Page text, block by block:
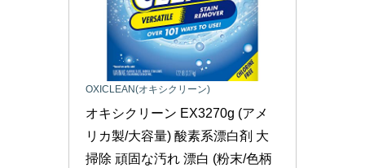
OXICLEAN(オキシクリーン)
オキシクリーン EX3270g (アメ
リカ製/大容量) 酸素系漂白剤 大
掃除 頑固な汚れ 漂白 (粉末/色柄